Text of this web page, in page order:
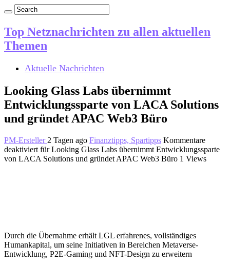
Top Netznachrichten zu allen aktuellen
Themen
Aktuelle Nachrichten
Looking Glass Labs übernimmt
Entwicklungssparte von LACA Solutions
und gründet APAC Web3 Büro
PM-Ersteller 2 Tagen ago Finanztipps, Spartipps Kommentare
deaktiviert für Looking Glass Labs übernimmt Entwicklungssparte
von LACA Solutions und gründet APAC Web3 Büro 1 Views
Durch die Übernahme erhält LGL erfahrenes, vollständiges
Humankapital, um seine Initiativen in Bereichen Metaverse-
Entwicklung, P2E-Gaming und NFT-Design zu erweitern